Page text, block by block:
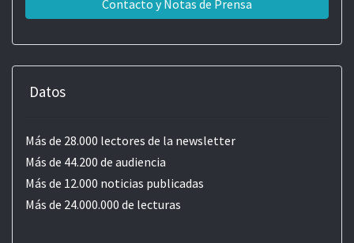
Contacto y Notas de Prensa
Datos
Más de 28.000 lectores de la newsletter
Más de 44.200 de audiencia
Más de 12.000 noticias publicadas
Más de 24.000.000 de lecturas